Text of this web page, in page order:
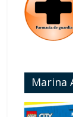
Marina